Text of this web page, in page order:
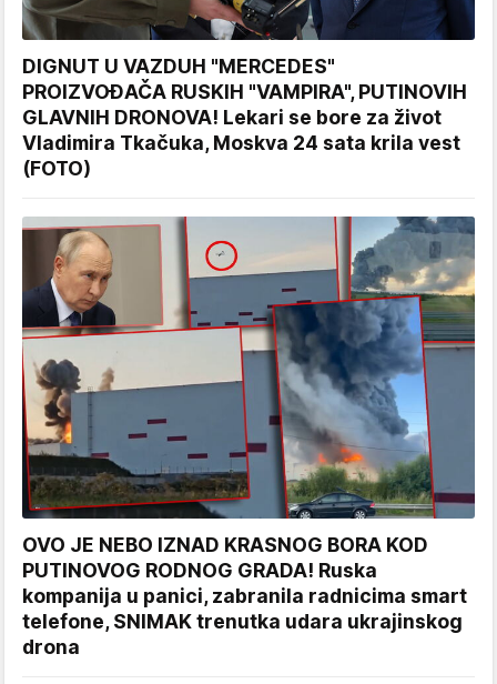
DIGNUT U VAZDUH "MERCEDES"
PROIZVOĐAČA RUSKIH "VAMPIRA", PUTINOVIH
GLAVNIH DRONOVA! Lekari se bore za život
Vladimira Tkačuka, Moskva 24 sata krila vest
(FOTO)
OVO JE NEBO IZNAD KRASNOG BORA KOD
PUTINOVOG RODNOG GRADA! Ruska
kompanija u panici, zabranila radnicima smart
telefone, SNIMAK trenutka udara ukrajinskog
drona